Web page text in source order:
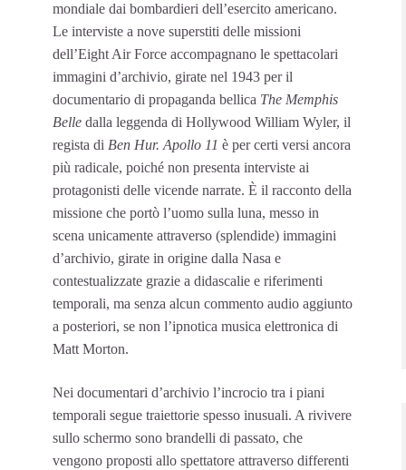
mondiale dai bombardieri dell’esercito americano.
Le interviste a nove superstiti delle missioni
dell’Eight Air Force accompagnano le spettacolari
immagini d’archivio, girate nel 1943 per il
documentario di propaganda bellica The Memphis
Belle dalla leggenda di Hollywood William Wyler, il
regista di Ben Hur. Apollo 11 è per certi versi ancora
più radicale, poiché non presenta interviste ai
protagonisti delle vicende narrate. È il racconto della
missione che portò l’uomo sulla luna, messo in
scena unicamente attraverso (splendide) immagini
d’archivio, girate in origine dalla Nasa e
contestualizzate grazie a didascalie e riferimenti
temporali, ma senza alcun commento audio aggiunto
a posteriori, se non l’ipnotica musica elettronica di
Matt Morton.
Nei documentari d’archivio l’incrocio tra i piani
temporali segue traiettorie spesso inusuali. A rivivere
sullo schermo sono brandelli di passato, che
vengono proposti allo spettatore attraverso differenti